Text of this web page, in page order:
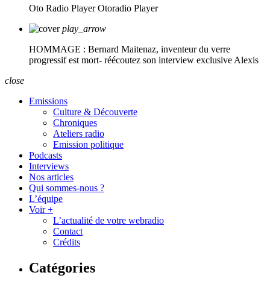
Oto Radio Player Otoradio Player
play_arrow
HOMMAGE : Bernard Maitenaz, inventeur du verre
progressif est mort- réécoutez son interview exclusive Alexis
close
Emissions
Culture & Découverte
Chroniques
Ateliers radio
Emission politique
Podcasts
Interviews
Nos articles
Qui sommes-nous ?
L’équipe
Voir +
L’actualité de votre webradio
Contact
Crédits
Catégories